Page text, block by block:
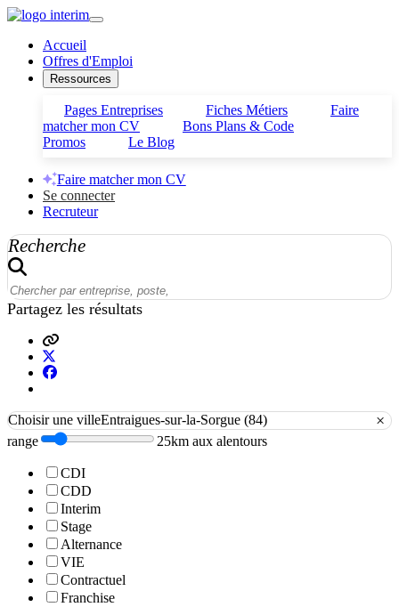
Accueil
Offres d'Emploi
Ressources
Pages Entreprises Fiches Métiers
Faire
matcher mon CV
Bons Plans & Code
Promos
Le Blog
Faire matcher mon CV
Se connecter
Recruteur
Recherche
Partagez les résultats
Choisir une villeEntraigues-sur-la-Sorgue (84) ×
range 25km aux alentours
CDI
CDD
Interim
Stage
Alternance
VIE
Contractuel
Franchise